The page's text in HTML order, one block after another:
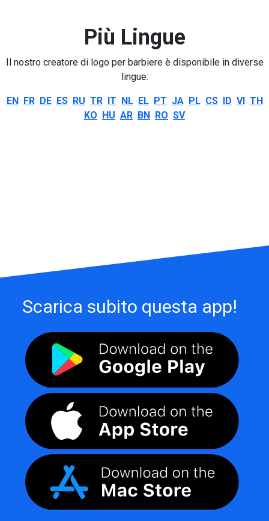
Più Lingue
Il nostro creatore di logo per barbiere è disponibile in diverse
lingue:
EN FR DE ES RU TR IT NL EL PT JA PL CS ID VI TH
KO HU AR BN RO SV
Scarica subito questa app!